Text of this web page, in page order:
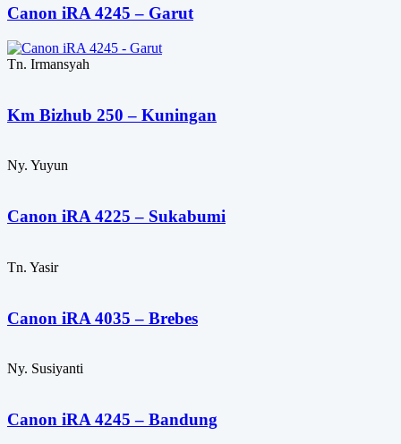
Canon iRA 4245 – Garut
Tn. Irmansyah
Km Bizhub 250 – Kuningan
Ny. Yuyun
Canon iRA 4225 – Sukabumi
Tn. Yasir
Canon iRA 4035 – Brebes
Ny. Susiyanti
Canon iRA 4245 – Bandung